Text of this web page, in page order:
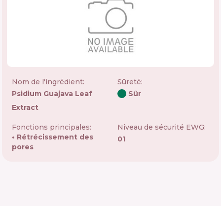
Nom de l'ingrédient:
Psidium Guajava Leaf
Extract
Sûreté:
Sûr
Fonctions principales:
Rétrécissement des
pores
Niveau de sécurité EWG:
01